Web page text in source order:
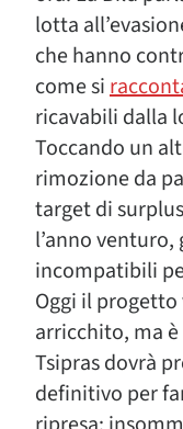
lotta
che hanno
come si
ricavabili dalla
Toccando un
rimozione da
target di
l’anno
incompatibili
Oggi il
arricchito, ma è
Tsipras dovrà
definitivo per